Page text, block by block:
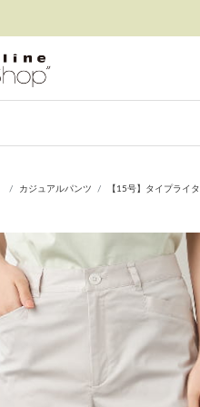
カジュアルパンツ 【15号】タイプライ